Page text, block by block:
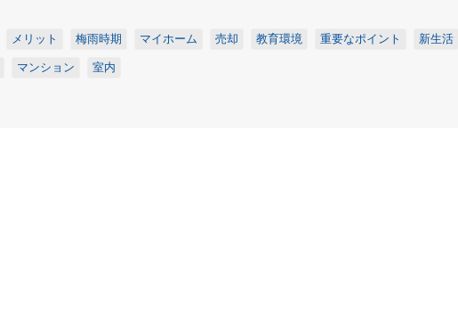
メリット 梅雨時期 マイホーム 売却 教育環境 重要なポイント 新生活
マンション 室内